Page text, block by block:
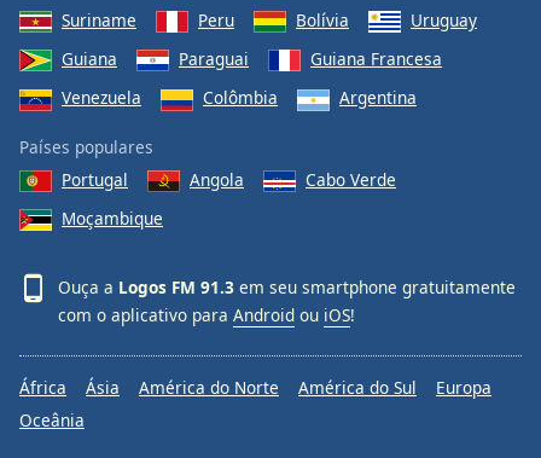
Suriname
Peru Bolívia
Uruguay
Guiana
Paraguai
Guiana Francesa
Venezuela
Colômbia Argentina
Países populares
Portugal
Angola
Cabo Verde
Moçambique
Ouça a Logos FM 91.3 em seu smartphone gratuitamente
com o aplicativo para Android ou iOS!
África Ásia América do Norte América do Sul
Europa
Oceânia